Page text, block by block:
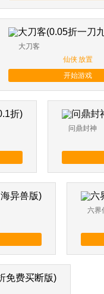
大刀客
仙侠放置
开始游戏
问鼎封神
六界